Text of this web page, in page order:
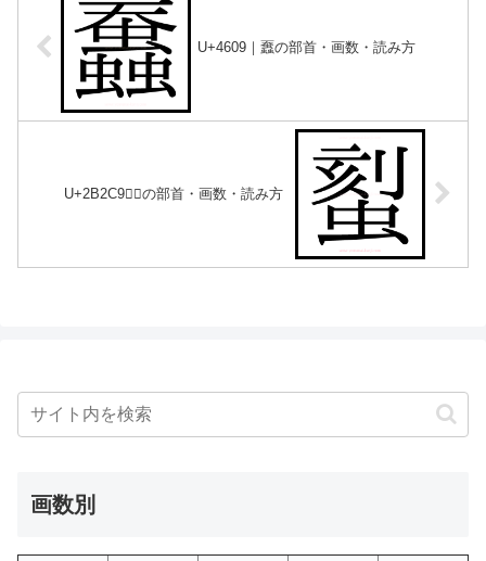
U+4609｜䘉の部首・画数・読み方
U+2B2C9｜𫋉の部首・画数・読み方
画数別